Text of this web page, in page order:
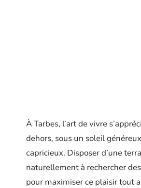
À Tarbes, l’art de vivre
dehors, sous un soleil
capricieux. Disposer d’une
naturellement à rechercher
pour maximiser ce plaisir tout